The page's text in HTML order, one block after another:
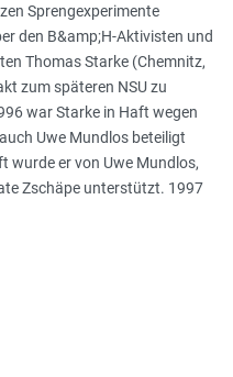
Sprengexperimente
den B&amp;H-Aktivisten und
Thomas Starke (Chemnitz,
zum späteren NSU zu
war Starke in Haft wegen
Uwe Mundlos beteiligt
wurde er von Uwe Mundlos,
Zschäpe unterstützt. 1997